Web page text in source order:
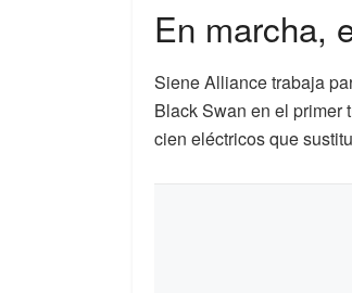
En marcha,
Siene Alliance trabaja
Black Swan en el primer
cien eléctricos que